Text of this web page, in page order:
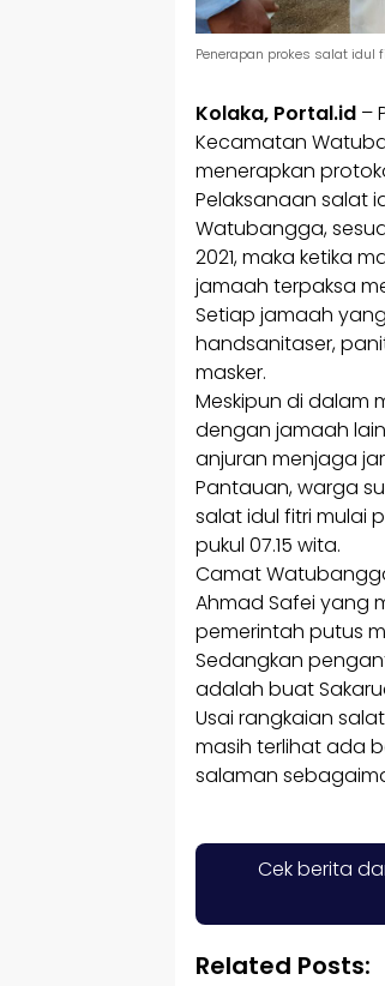
Penerapan prokes salat idul
Kolaka, Portal.id –
Kecamatan
menerapkan
Pelaksanaan salat
Watubangga,
2021, maka ketika
jamaah terpaksa
Setiap jamaah
handsanitaser,
masker.
Meskipun di dalam
dengan jamaah
anjuran menjaga
Pantauan, warga
salat idul fitri mulai
pukul 07.15 wita.
Camat
Ahmad Safei yang
pemerintah putus
Sedangkan
adalah buat
Usai rangkaian
masih terlihat ada
salaman
Cek berita
Related Posts: